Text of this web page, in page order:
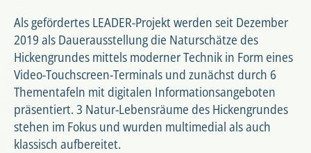
Als gefördertes LEADER-Projekt werden seit Dezember
2019 als Dauerausstellung die Naturschätze des
Hickengrundes mittels moderner Technik in Form eines
Video-Touchscreen-Terminals und zunächst durch 6
Thementafeln mit digitalen Informationsangeboten
präsentiert. 3 Natur-Lebensräume des Hickengrundes
stehen im Fokus und wurden multimedial als auch
klassisch aufbereitet.